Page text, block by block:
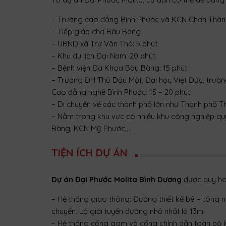
– Trường cao đẳng Bình Phước và KCN Chơn
– Tiếp giáp chợ Bàu Bàng
– UBND xã Trừ Văn Thố: 5 phút
– Khu du lịch Đại Nam: 20 phút
– Bệnh viện Đa Khoa Bàu Bàng: 15 phút
– Trường ĐH Thủ Dầu Một, Đại học Việt Đức,
Cao đẳng nghề Bình Phước: 15 – 20 phút
– Di chuyển về các thành phố lớn như Thành phố
– Nằm trong khu vực có nhiều khu công nghiệp
Bàng, KCN Mỹ Phước,…
TIỆN ÍCH DỰ ÁN
Dự án Đại Phước Molita Bình Dương được quy
– Hệ thống giao thông: Đường thiết kế bê – tông
chuyển. Lộ giới tuyến đường nhỏ nhất là 13m.
– Hệ thống cống gom và cổng chính dẫn toàn bộ